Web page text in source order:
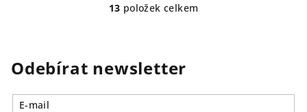
O
á
d
a
13 položek celkem
Odebírat newsletter
E-mail